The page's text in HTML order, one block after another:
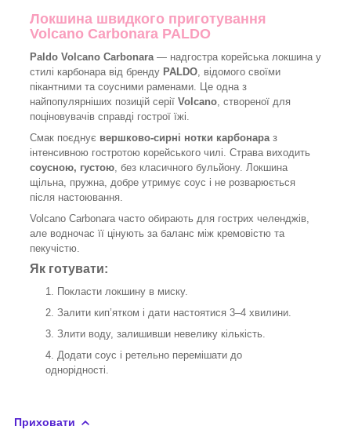
Локшина швидкого приготування
Volcano Carbonara PALDO
Paldo Volcano Carbonara — надгостра корейська локшина у
стилі карбонара від бренду PALDO , відомого своїми
пікантними та соусними раменами. Це одна з
найпопулярніших позицій серії Volcano , створеної для
поціновувачів справді гострої їжі.
Смак поєднує вершково-сирні нотки карбонара з
інтенсивною гостротою корейського чилі. Страва виходить
соусною, густою , без класичного бульйону. Локшина
щільна, пружна, добре утримує соус і не розварюється
після настоювання.
Volcano Carbonara часто обирають для гострих челенджів,
але водночас її цінують за баланс між кремовістю та
пекучістю.
Як готувати:
Покласти локшину в миску.
Залити кип’ятком і дати настоятися 3–4 хвилини.
Злити воду, залишивши невелику кількість.
Додати соус і ретельно перемішати до
однорідності.
Приховати